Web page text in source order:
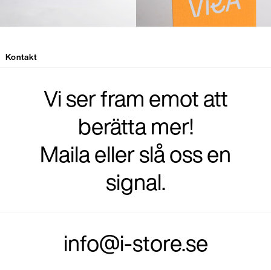
Kontakt
Vi ser fram emot att
berätta mer!
Maila eller slå oss en
signal.
info@i-store.se